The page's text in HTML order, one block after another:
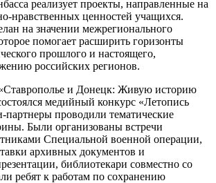
реализует проекты, направленные на
нравственных ценностей учащихся.
на значении межрегионального
помогает расширить горизонты
прошлого и настоящего,
российских регионов.
и Донецк: Живую историю
медийный конкурс «Летопись
проводили тематические
Были организованы встречи
Специальной военной операции,
архивных документов и
библиотекари совместно со
ребят к работам по сохранению